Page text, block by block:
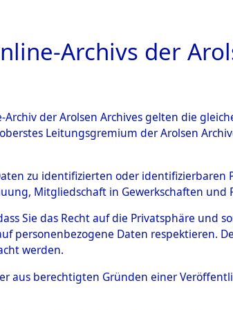
ARCHIVALE ÜBERSICHT
Orten
→0049 (84606615)
0049 (84606615)
Archivs der
der Arolsen Archives gelten die
Leitungsgremium der Arolsen
zu identifizierten oder
Mitgliedschaft in Gewerkschaften
Sie das Recht auf die Privatsphäre und
personenbezogene Daten respektieren.
werden.
aus berechtigten Gründen einer